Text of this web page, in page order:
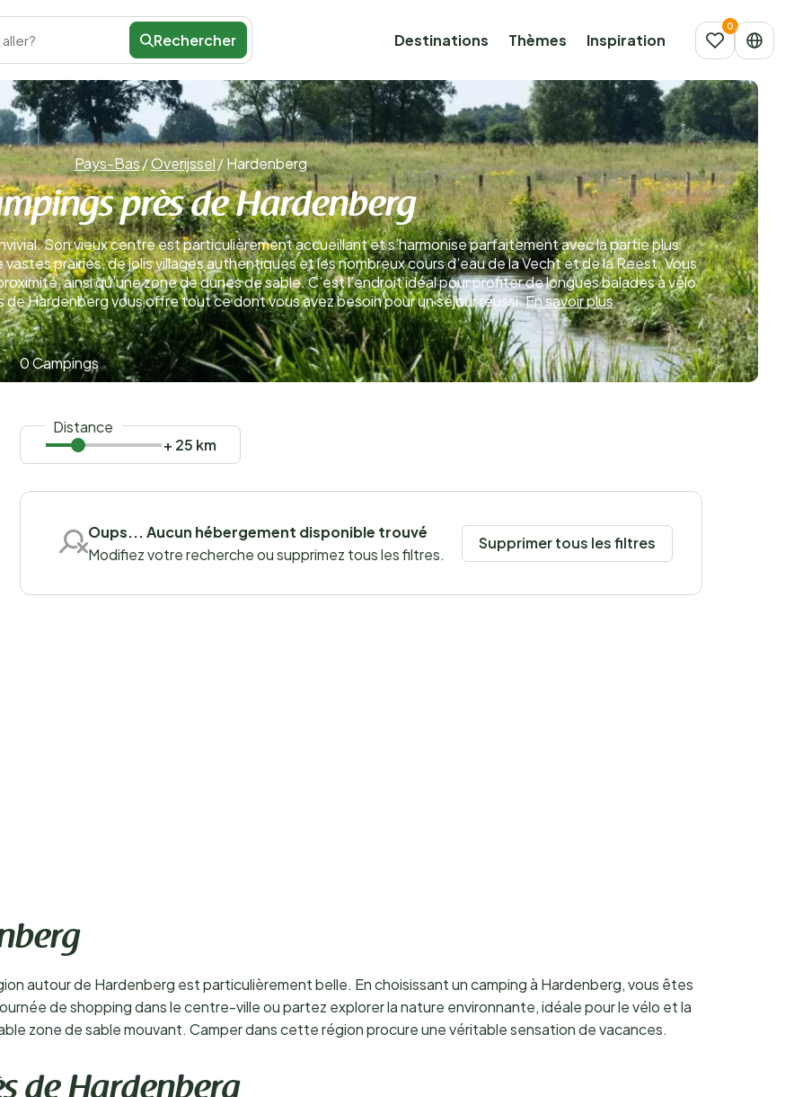
Rechercher Destinations Thèmes Inspiration
Pays-Bas/Overijssel/Hardenberg
près de Hardenberg
Son vieux centre est particulièrement accueillant et s’harmonise parfaitement avec la partie plus
prairies, de jolis villages authentiques et les nombreux cours d’eau de la Vecht et de la Reest. Vous
ainsi qu’une zone de dunes de sable. C’est l’endroit idéal pour profiter de longues balades à vélo
de Hardenberg vous offre tout ce dont vous avez besoin pour un séjour réussi.En savoir plus
0 Campings
Distance
+ 25 km
Oups... Aucun hébergement disponible trouvé
Modifiez votre recherche ou supprimez tous les filtres.
Supprimer tous les filtres
autour de Hardenberg est particulièrement belle. En choisissant un camping à Hardenberg, vous êtes
de shopping dans le centre-ville ou partez explorer la nature environnante, idéale pour le vélo et la
zone de sable mouvant. Camper dans cette région procure une véritable sensation de vacances.